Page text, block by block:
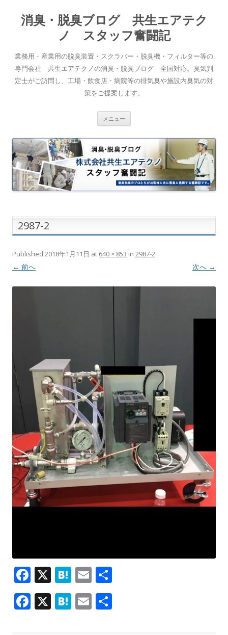
消臭・脱臭ブログ 共生エアテク
ノ スタッフ奮闘記
業務用・産業用の脱臭装置・スクラバー・脱臭機・フィルター等の
専門会社 共生エアテクノの消臭・脱臭ブログ 全国対応。臭気判
定士がご訪問し、工場・飲食店・病院等の排気臭や施設内臭気の対
策をご提案します。
メニュー
2987-2
Published 2018年1月11日 at 640 × 853 in 2987-2.
← 前へ 次へ →
F
ac
e
X H
at
e
E
m
ai
F
ac
X H
at
E
m